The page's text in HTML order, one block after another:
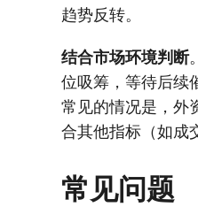
趋势反转。
结合市场环境判断
位吸筹，等待后续
常见的情况是，外
合其他指标（如成
常见问题